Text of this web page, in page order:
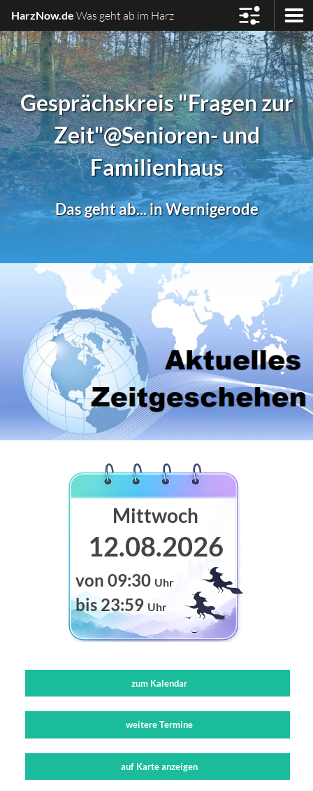
HarzNow.de Was geht ab im Harz
Gesprächskreis "Fragen zur
Zeit"@Senioren- und
Familienhaus
Das geht ab... in Wernigerode
Mittwoch
12.08.2026
von 09:30 Uhr
bis 23:59 Uhr
zum Kalendar
weitere Termine
auf Karte anzeigen